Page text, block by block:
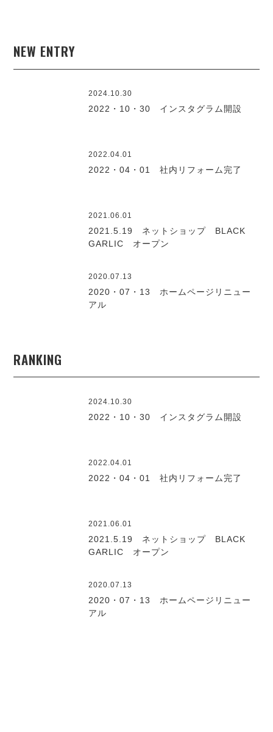
NEW ENTRY
2024.10.30
2022・10・30 インスタグラム開設
2022.04.01
2022・04・01 社内リフォーム完了
2021.06.01
2021.5.19 ネットショップ BLACK
GARLIC オープン
2020.07.13
2020・07・13 ホームページリニュー
アル
RANKING
2024.10.30
2022・10・30 インスタグラム開設
2022.04.01
2022・04・01 社内リフォーム完了
2021.06.01
2021.5.19 ネットショップ BLACK
GARLIC オープン
2020.07.13
2020・07・13 ホームページリニュー
アル